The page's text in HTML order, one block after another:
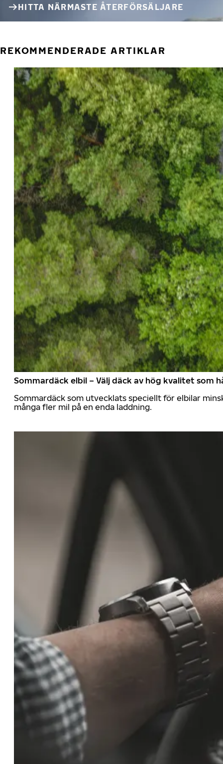
HITTA NÄRMASTE ÅTERFÖRSÄLJARE
REKOMMENDERADE ARTIKLAR
Sommardäck elbil – Välj däck av hög kvalitet som
Sommardäck som utvecklats speciellt för elbilar
många fler mil på en enda laddning.